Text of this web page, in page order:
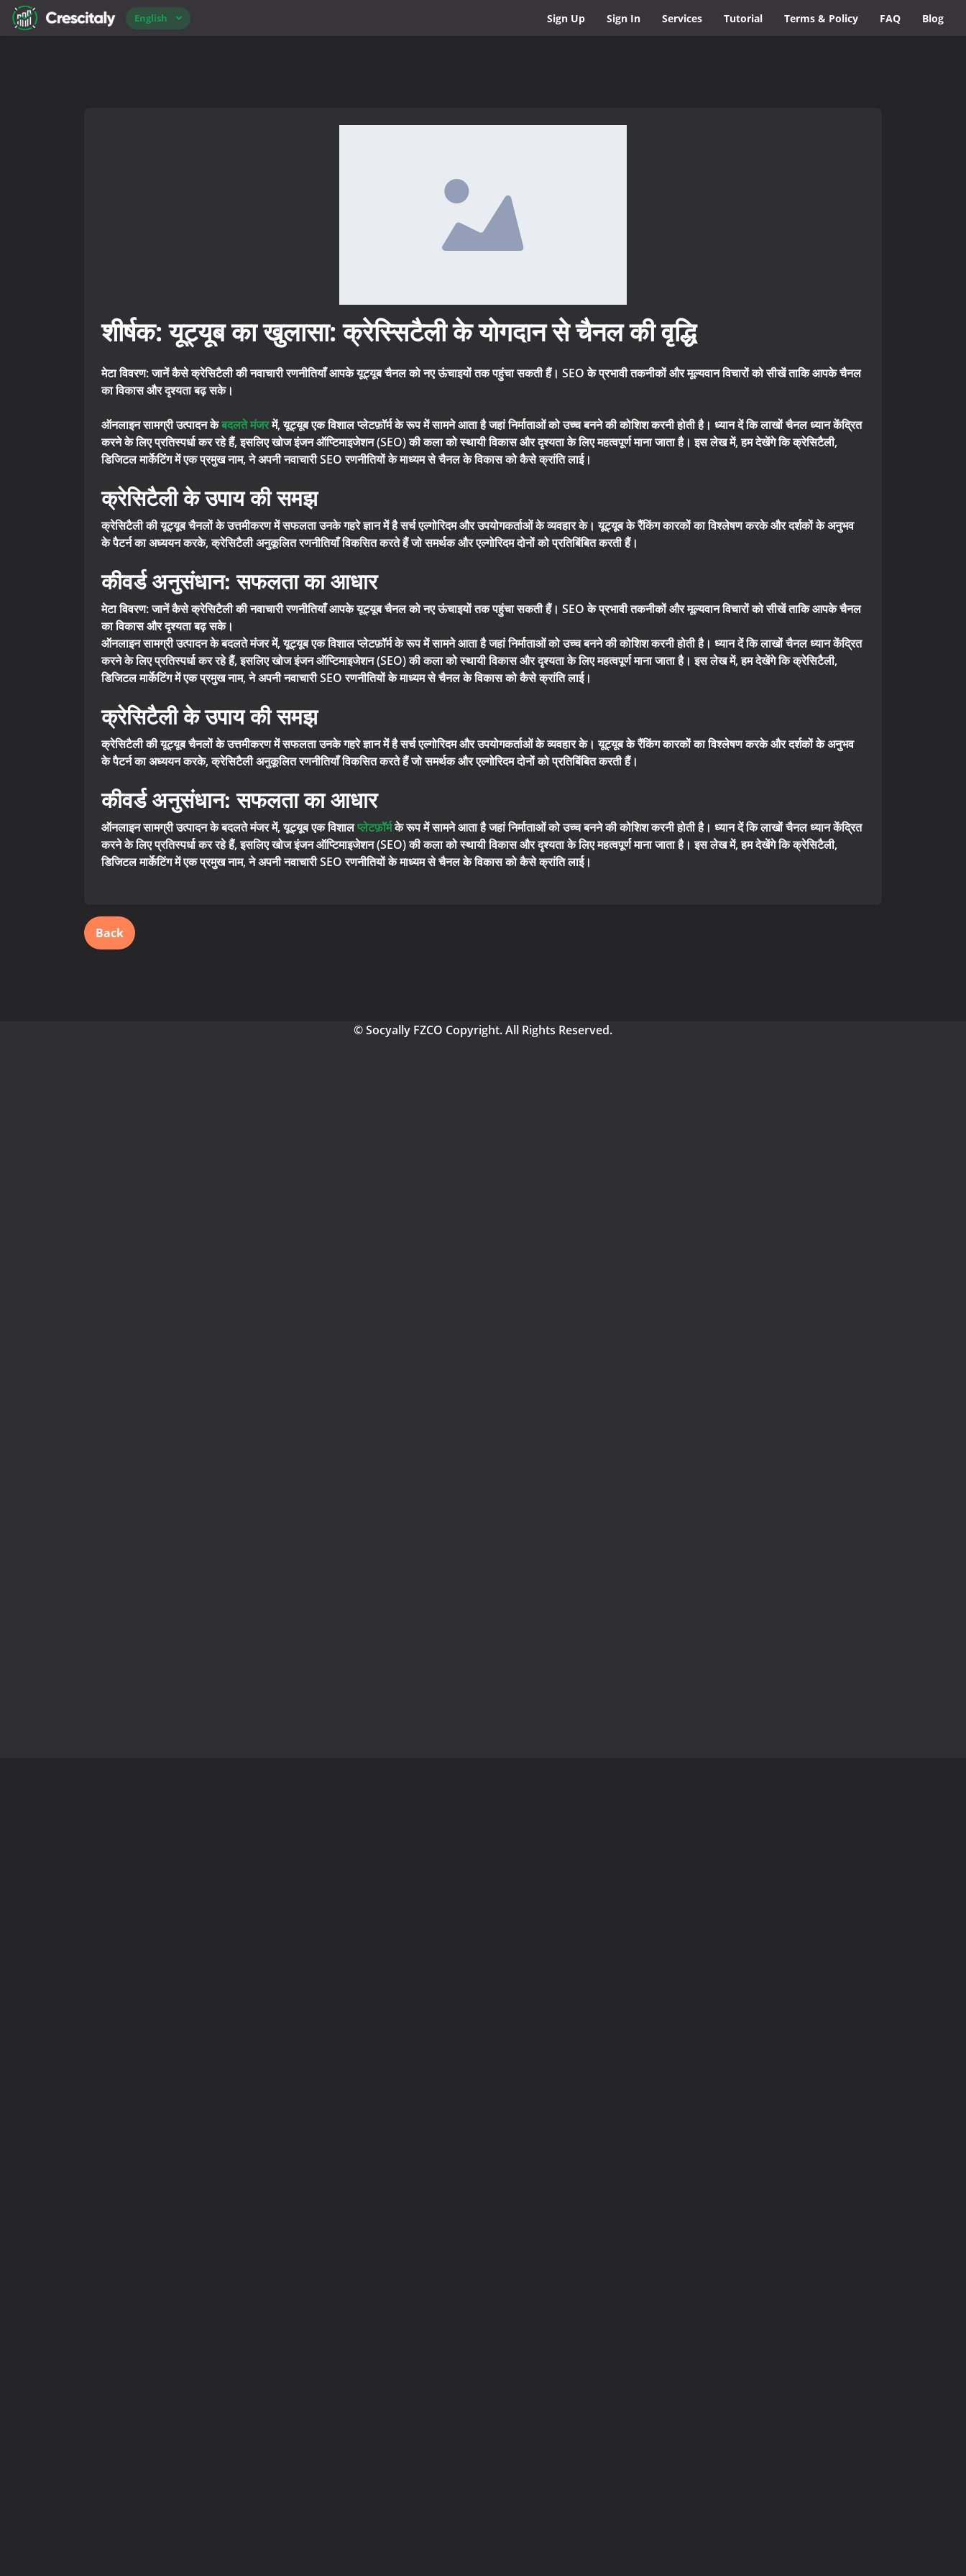
English Sign Up Sign In Services Tutorial Terms & Policy FAQ Blog
शीर्षक: यूट्यूब का खुलासा: क्रेस्सिटैली के योगदान से चैनल की वृद्धि
मेटा विवरण: जानें कैसे क्रेसिटैली की नवाचारी रणनीतियाँ आपके यूट्यूब चैनल को नए ऊंचाइयों तक पहुंचा सकती हैं। SEO के प्रभावी तकनीकों और मूल्यवान विचारों को सीखें ताकि आपके चैनल
का विकास और दृश्यता बढ़ सके।
ऑनलाइन सामग्री उत्पादन केबदलते मंजरमें, यूट्यूब एक विशाल प्लेटफ़ॉर्म के रूप में सामने आता है जहां निर्माताओं को उच्च बनने की कोशिश करनी होती है। ध्यान दें कि लाखों चैनल ध्यान केंद्रित
करने के लिए प्रतिस्पर्धा कर रहे हैं, इसलिए खोज इंजन ऑप्टिमाइजेशन (SEO) की कला को स्थायी विकास और दृश्यता के लिए महत्वपूर्ण माना जाता है। इस लेख में, हम देखेंगे कि क्रेसिटैली,
डिजिटल मार्केटिंग में एक प्रमुख नाम, ने अपनी नवाचारी SEO रणनीतियों के माध्यम से चैनल के विकास को कैसे क्रांति लाई।
क्रेसिटैली के उपाय की समझ
क्रेसिटैली की यूट्यूब चैनलों के उत्तमीकरण में सफलता उनके गहरे ज्ञान में है सर्च एल्गोरिदम और उपयोगकर्ताओं के व्यवहार के। यूट्यूब के रैंकिंग कारकों का विश्लेषण करके और दर्शकों के अनुभव
के पैटर्न का अध्ययन करके, क्रेसिटैली अनुकूलित रणनीतियाँ विकसित करते हैं जो समर्थक और एल्गोरिदम दोनों को प्रतिबिंबित करती हैं।
कीवर्ड अनुसंधान: सफलता का आधार
मेटा विवरण: जानें कैसे क्रेसिटैली की नवाचारी रणनीतियाँ आपके यूट्यूब चैनल को नए ऊंचाइयों तक पहुंचा सकती हैं। SEO के प्रभावी तकनीकों और मूल्यवान विचारों को सीखें ताकि आपके चैनल
का विकास और दृश्यता बढ़ सके।
ऑनलाइन सामग्री उत्पादन के बदलते मंजर में, यूट्यूब एक विशाल प्लेटफ़ॉर्म के रूप में सामने आता है जहां निर्माताओं को उच्च बनने की कोशिश करनी होती है। ध्यान दें कि लाखों चैनल ध्यान केंद्रित
करने के लिए प्रतिस्पर्धा कर रहे हैं, इसलिए खोज इंजन ऑप्टिमाइजेशन (SEO) की कला को स्थायी विकास और दृश्यता के लिए महत्वपूर्ण माना जाता है। इस लेख में, हम देखेंगे कि क्रेसिटैली,
डिजिटल मार्केटिंग में एक प्रमुख नाम, ने अपनी नवाचारी SEO रणनीतियों के माध्यम से चैनल के विकास को कैसे क्रांति लाई।
क्रेसिटैली के उपाय की समझ
क्रेसिटैली की यूट्यूब चैनलों के उत्तमीकरण में सफलता उनके गहरे ज्ञान में है सर्च एल्गोरिदम और उपयोगकर्ताओं के व्यवहार के। यूट्यूब के रैंकिंग कारकों का विश्लेषण करके और दर्शकों के अनुभव
के पैटर्न का अध्ययन करके, क्रेसिटैली अनुकूलित रणनीतियाँ विकसित करते हैं जो समर्थक और एल्गोरिदम दोनों को प्रतिबिंबित करती हैं।
कीवर्ड अनुसंधान: सफलता का आधार
ऑनलाइन सामग्री उत्पादन के बदलते मंजर में, यूट्यूब एक विशालप्लेटफ़ॉर्मके रूप में सामने आता है जहां निर्माताओं को उच्च बनने की कोशिश करनी होती है। ध्यान दें कि लाखों चैनल ध्यान केंद्रित
करने के लिए प्रतिस्पर्धा कर रहे हैं, इसलिए खोज इंजन ऑप्टिमाइजेशन (SEO) की कला को स्थायी विकास और दृश्यता के लिए महत्वपूर्ण माना जाता है। इस लेख में, हम देखेंगे कि क्रेसिटैली,
डिजिटल मार्केटिंग में एक प्रमुख नाम, ने अपनी नवाचारी SEO रणनीतियों के माध्यम से चैनल के विकास को कैसे क्रांति लाई।
Back
© Socyally FZCO Copyright. All Rights Reserved.